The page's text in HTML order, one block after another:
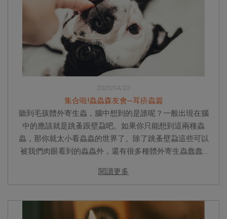
2020/04/22
集合啦!蟲蟲森友會─耳疥蟲篇
聽到毛孩體外寄生蟲，腦中想到的是誰呢？一般出現在腦
中的應該就是跳蚤跟壁蝨吧。如果你只能想到這兩種蟲
蟲，那你就太小看蟲蟲的世界了。除了跳蚤壁蝨這些可以
被我們肉眼看到的蟲蟲外，還有很多種體外寄生蟲蠢蠢...
閱讀更多